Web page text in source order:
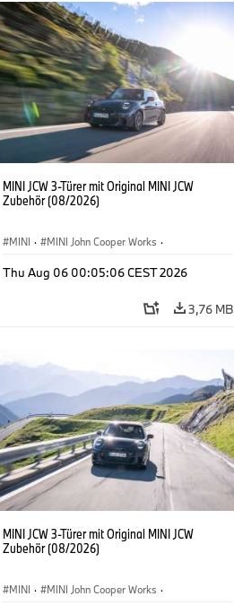
MINI JCW 3-Türer mit Original MINI JCW
Zubehör (08/2026)
MINI · MINI John Cooper Works ·
Sonderausstattungen, Zubehör
Thu Aug 06 00:05:06 CEST 2026
3,76 MB
MINI JCW 3-Türer mit Original MINI JCW
Zubehör (08/2026)
MINI · MINI John Cooper Works ·